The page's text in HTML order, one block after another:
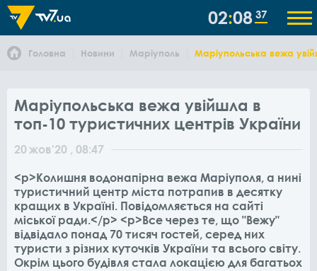
02 08 37
Головна Новини Маріуполь Маріупольська вежа
Маріупольська вежа увійшла в
топ-10 туристичних центрів України
20 жов'20 , 08:47
<p>Колишня водонапірна вежа Маріуполя, а нині
туристичний центр міста потрапив в десятку
кращих в Україні. Повідомляється на сайті
міської ради.</p> <p>Все через те, що "Вежу"
відвідало понад 70 тисяч гостей, серед них
туристи з різних куточків України та всього світу.
Окрім цього будівля стала локацією для багатьох